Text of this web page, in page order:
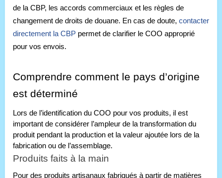
de la CBP, les accords commerciaux et les règles de
changement de droits de douane. En cas de doute, contacter
directement la CBP permet de clarifier le COO approprié
pour vos envois.
Comprendre comment le pays d’origine
est déterminé
Lors de l’identification du COO pour vos produits, il est
important de considérer l’ampleur de la transformation du
produit pendant la production et la valeur ajoutée lors de la
fabrication ou de l’assemblage.
Produits faits à la main
Pour des produits artisanaux fabriqués à partir de matières